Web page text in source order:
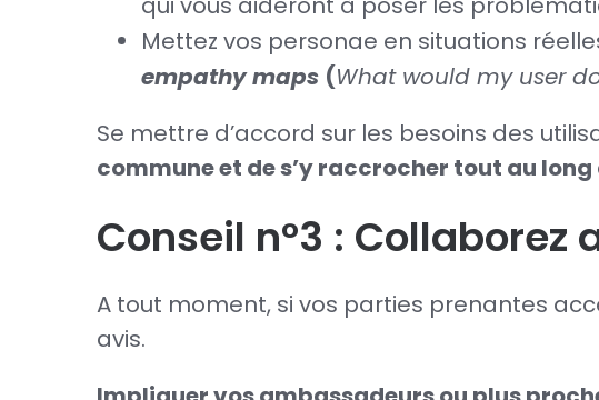
Mettez vos personae en situations
empathy maps (What would my user
Se mettre d’accord sur les besoins des
commune et de s’y raccrocher tout au
Conseil n°3 :
A tout moment, si vos parties prenantes
avis.